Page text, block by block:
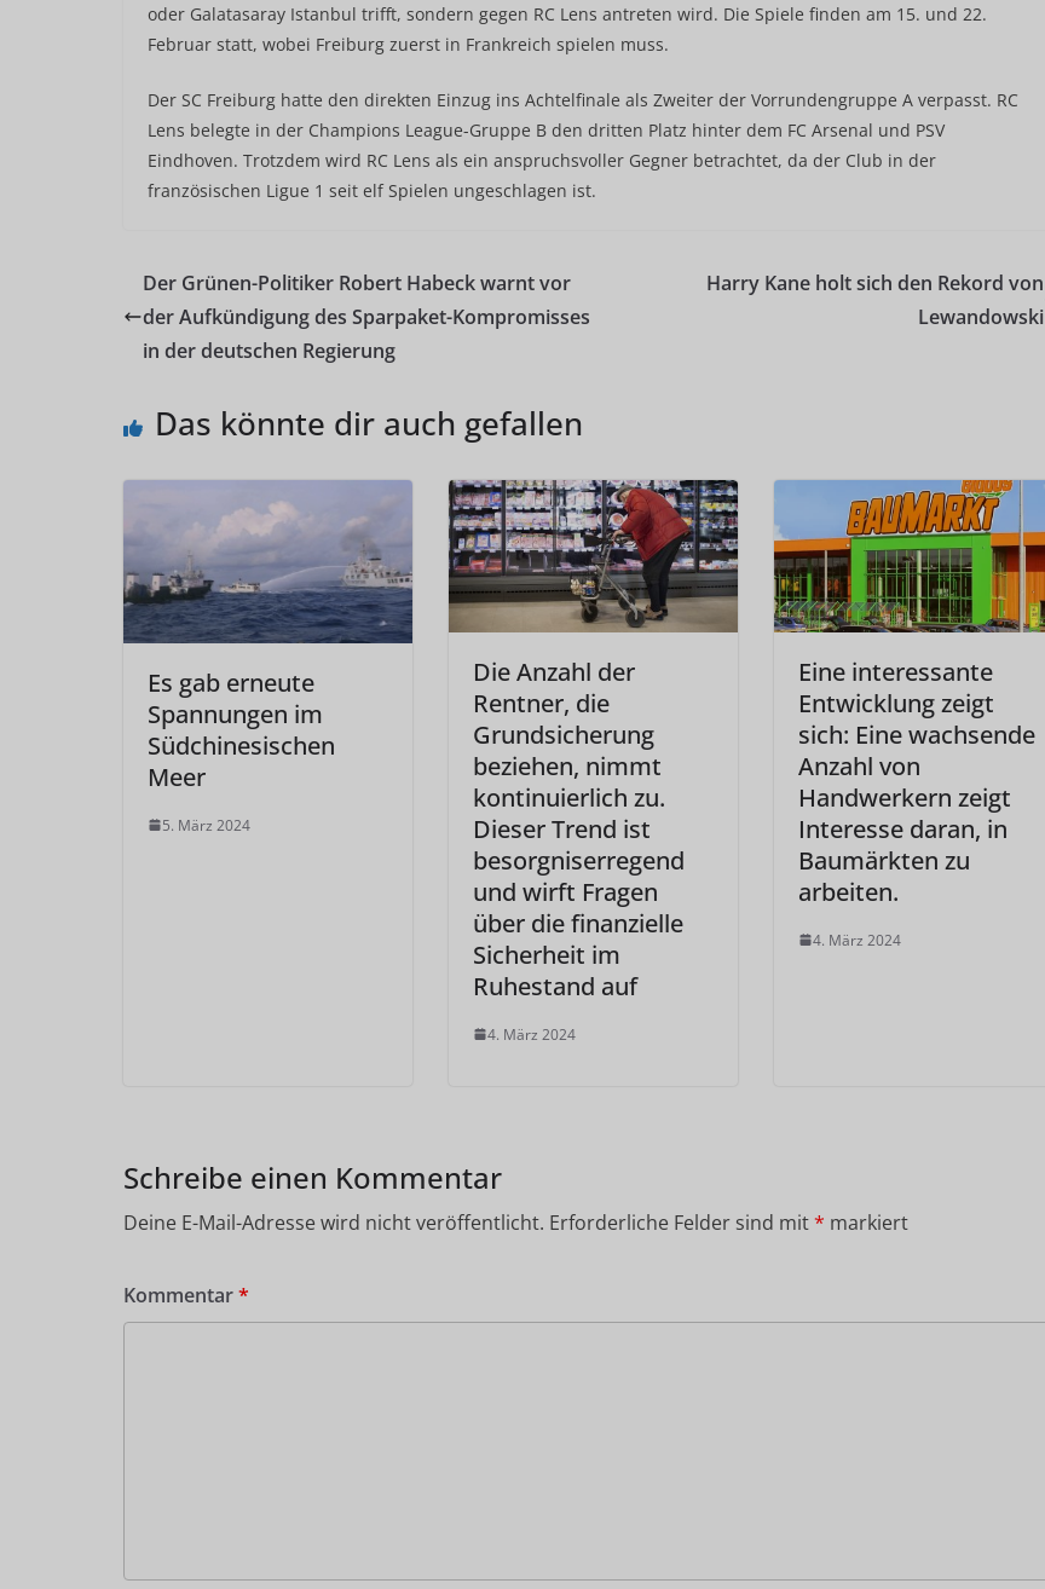
oder Galatasaray Istanbul trifft, sondern gegen RC Lens antreten wird. Die Spiele finden am 15. und 22.
Februar statt, wobei Freiburg zuerst in Frankreich spielen muss.
Der SC Freiburg hatte den direkten Einzug ins Achtelfinale als Zweiter der Vorrundengruppe A verpasst. RC
Lens belegte in der Champions League-Gruppe B den dritten Platz hinter dem FC Arsenal und PSV
Eindhoven. Trotzdem wird RC Lens als ein anspruchsvoller Gegner betrachtet, da der Club in der
französischen Ligue 1 seit elf Spielen ungeschlagen ist.
Der Grünen-Politiker Robert Habeck warnt vor
der Aufkündigung des Sparpaket-Kompromisses
in der deutschen Regierung
Harry Kane holt sich den Rekord von
Lewandowski
Das könnte dir auch gefallen
Es gab erneute
Spannungen im
Südchinesischen
Meer
5. März 2024
Die Anzahl der
Rentner, die
Grundsicherung
beziehen, nimmt
kontinuierlich zu.
Dieser Trend ist
besorgniserregend
und wirft Fragen
über die finanzielle
Sicherheit im
Ruhestand auf
4. März 2024
Eine interessante
Entwicklung zeigt
sich: Eine wachsende
Anzahl von
Handwerkern zeigt
Interesse daran, in
Baumärkten zu
arbeiten.
4. März 2024
Schreibe einen Kommentar
Deine E-Mail-Adresse wird nicht veröffentlicht. Erforderliche Felder sind mit* markiert
Kommentar*